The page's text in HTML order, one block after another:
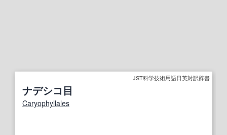
JST科学技術用語日英対訳辞書
ナデシコ目
Caryophyllales